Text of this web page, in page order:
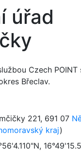
úřad
Czech POINT
Břeclav.
221, 691 07
kraj)